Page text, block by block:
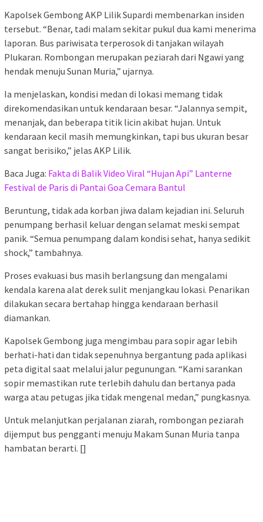
Kapolsek Gembong AKP Lilik Supardi membenarkan insiden
tersebut. “Benar, tadi malam sekitar pukul dua kami menerima
laporan. Bus pariwisata terperosok di tanjakan wilayah
Plukaran. Rombongan merupakan peziarah dari Ngawi yang
hendak menuju Sunan Muria,” ujarnya.
Ia menjelaskan, kondisi medan di lokasi memang tidak
direkomendasikan untuk kendaraan besar. “Jalannya sempit,
menanjak, dan beberapa titik licin akibat hujan. Untuk
kendaraan kecil masih memungkinkan, tapi bus ukuran besar
sangat berisiko,” jelas AKP Lilik.
Baca Juga: Fakta di Balik Video Viral “Hujan Api” Lanterne
Festival de Paris di Pantai Goa Cemara Bantul
Beruntung, tidak ada korban jiwa dalam kejadian ini. Seluruh
penumpang berhasil keluar dengan selamat meski sempat
panik. “Semua penumpang dalam kondisi sehat, hanya sedikit
shock,” tambahnya.
Proses evakuasi bus masih berlangsung dan mengalami
kendala karena alat derek sulit menjangkau lokasi. Penarikan
dilakukan secara bertahap hingga kendaraan berhasil
diamankan.
Kapolsek Gembong juga mengimbau para sopir agar lebih
berhati-hati dan tidak sepenuhnya bergantung pada aplikasi
peta digital saat melalui jalur pegunungan. “Kami sarankan
sopir memastikan rute terlebih dahulu dan bertanya pada
warga atau petugas jika tidak mengenal medan,” pungkasnya.
Untuk melanjutkan perjalanan ziarah, rombongan peziarah
dijemput bus pengganti menuju Makam Sunan Muria tanpa
hambatan berarti. []